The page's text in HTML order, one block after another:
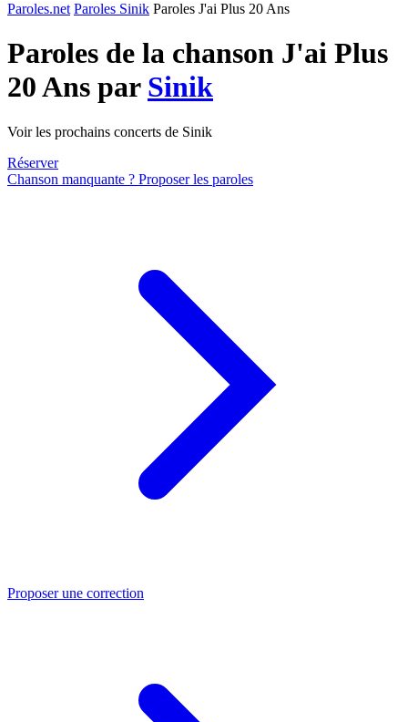
Paroles.net Paroles Sinik Paroles J'ai Plus 20 Ans
Paroles de la chanson J'ai Plus
20 Ans par Sinik
Voir les prochains concerts de Sinik
Réserver
Chanson manquante ? Proposer les paroles
Proposer une correction